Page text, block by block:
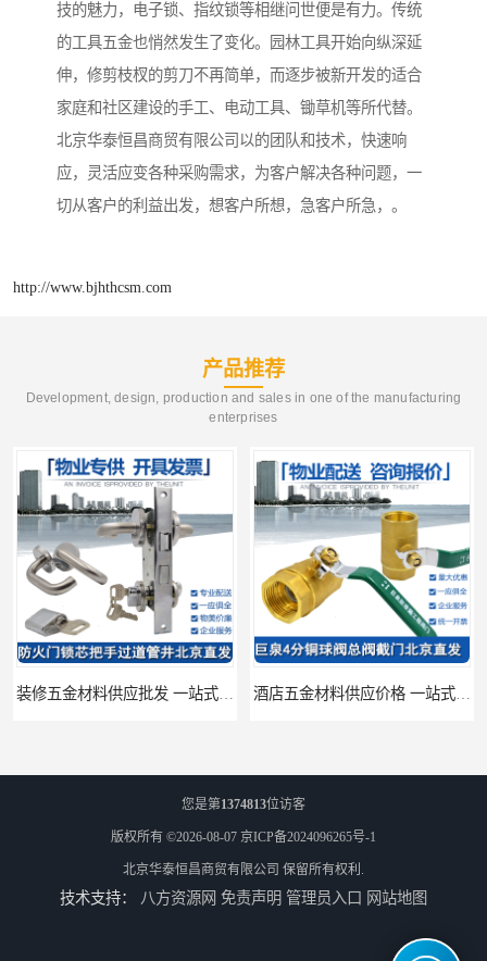
技的魅力，电子锁、指纹锁等相继问世便是有力。传统
的工具五金也悄然发生了变化。园林工具开始向纵深延
伸，修剪枝杈的剪刀不再简单，而逐步被新开发的适合
家庭和社区建设的手工、电动工具、锄草机等所代替。
北京华泰恒昌商贸有限公司以的团队和技术，快速响
应，灵活应变各种采购需求，为客户解决各种问题，一
切从客户的利益出发，想客户所想，急客户所急，。
http://www.bjhthcsm.com
产品推荐
Development, design, production and sales in one of the manufacturing
enterprises
您是第1374813位访客
版权所有 ©2026-08-07 京ICP备2024096265号-1
北京华泰恒昌商贸有限公司 保留所有权利.
技术支持： 八方资源网 免责声明 管理员入口 网站地图